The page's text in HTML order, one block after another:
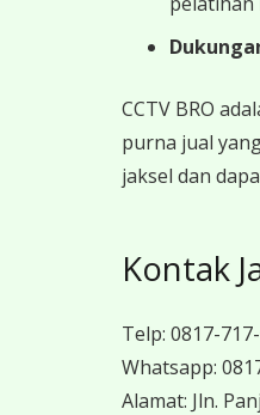
CCTV BRO
purna jual
jaksel dan
Kontak
Telp: 0817-
Whatsapp:
Alamat: Jln.